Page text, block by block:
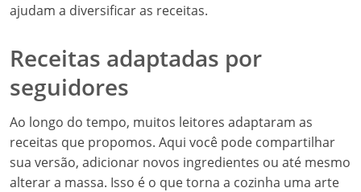
ajudam a diversificar as receitas.
Receitas adaptadas por
seguidores
Ao longo do tempo, muitos leitores adaptaram as
receitas que propomos. Aqui você pode compartilhar
sua versão, adicionar novos ingredientes ou até mesmo
alterar a massa. Isso é o que torna a cozinha uma arte